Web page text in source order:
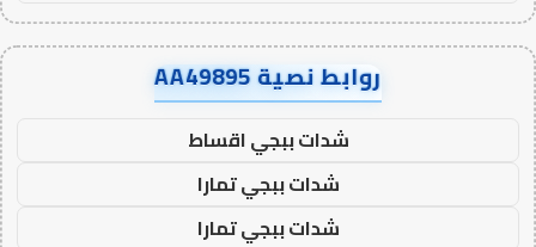
روابط نصية AA49895
شدات ببجي اقساط
شدات ببجي تمارا
شدات ببجي تمارا